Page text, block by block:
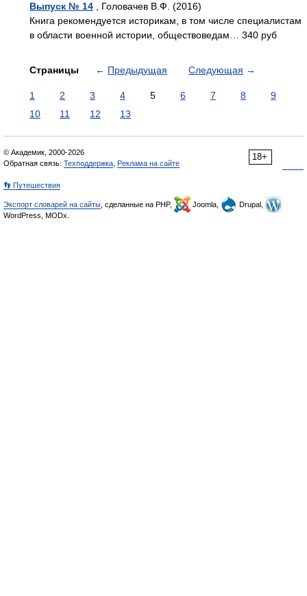
Выпуск № 14 , Головачев В.Ф. (2016)
Книга рекомендуется историкам, в том числе специалистам
в области военной истории, обществоведам… 340 руб
Страницы ← Предыдущая Следующая →
1 2 3 4 5 6 7 8
9
10
11 12 13
18+
© Академик, 2000-2026
Обратная связь: Техподдержка Реклама на сайте
👣 Путешествия
Экспорт словарей на сайты , сделанные на PHP, Joomla,
Drupal,
WordPress, MODx.